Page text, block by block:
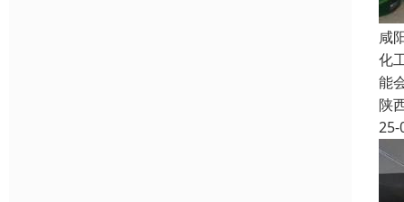
咸
化
能
陕
25-